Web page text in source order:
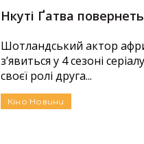
Кіно Новини
Нкуті Ґатва
Шотландський актор
з’явиться у 4 сезоні
своєї ролі друга...